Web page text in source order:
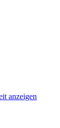
anzeigen